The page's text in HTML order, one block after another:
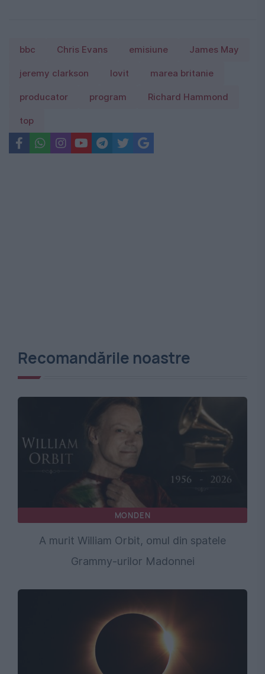
bbc Chris Evans emisiune James May
jeremy clarkson lovit marea britanie
producator program Richard Hammond
top
Recomandările noastre
MONDEN
A murit William Orbit, omul din spatele
Grammy-urilor Madonnei